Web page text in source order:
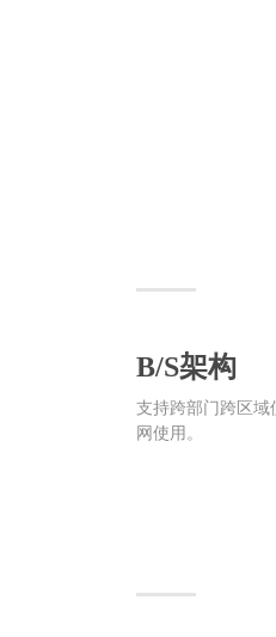
B/S架构
支持跨部门跨区域
网使用。